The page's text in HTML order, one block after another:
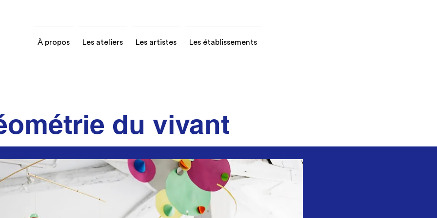
À propos Les ateliers Les artistes Les établissements
du vivant